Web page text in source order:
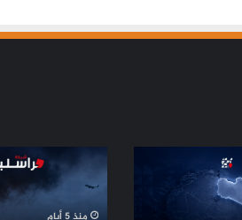
مسيّرة
دمياط
بلا
توقيع